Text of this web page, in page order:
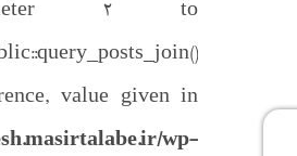
ارتباط با ما
2 to
value given in
wp-